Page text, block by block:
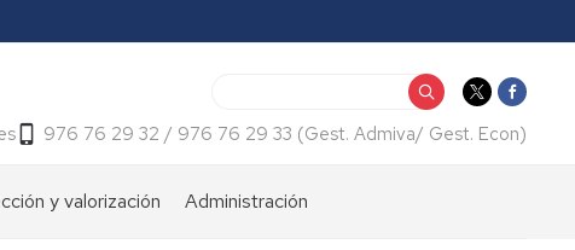
976 76 29 32 / 976 76 29 33 (Gest. Admiva/ Gest. Econ)
y valorización Administración